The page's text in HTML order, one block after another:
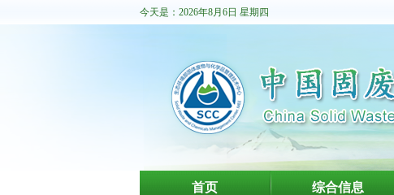
今天是：2026年8月6日 星期四
首页 综合信息